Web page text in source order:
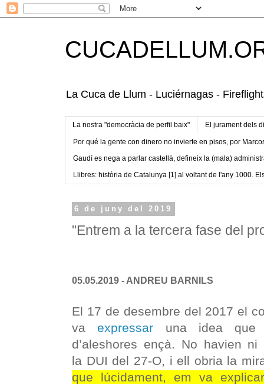
La Cuca de Llum - Luciérnagas -
La nostra "democràcia de perfil baix" El jurament dels
Por qué la gente con dinero no invierte en pisos, por
Gaudí es nega a parlar castellà, defineix la (mala)
Llibres: història de Catalunya [1] al voltant de l'any 1000.
6 de juny del 2019
"Entrem a la tercera fase del
05.05.2019 - ANDREU BARNILS
El 17 de desembre del 2017 el
va expressar una idea que
d’aleshores ençà. No havien
la DUI del 27-O, i ell obria la
que lúcidament, em va